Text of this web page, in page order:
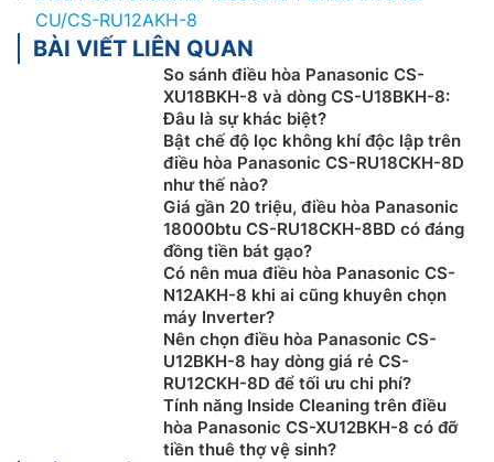
CU/CS-RU12AKH-8
BÀI VIẾT LIÊN QUAN
So sánh điều hòa Panasonic CS-
XU18BKH-8 và dòng CS-U18BKH-8:
Đâu là sự khác biệt?
Bật chế độ lọc không khí độc lập trên
điều hòa Panasonic CS-RU18CKH-8D
như thế nào?
Giá gần 20 triệu, điều hòa Panasonic
18000btu CS-RU18CKH-8BD có đáng
đồng tiền bát gạo?
Có nên mua điều hòa Panasonic CS-
N12AKH-8 khi ai cũng khuyên chọn
máy Inverter?
Nên chọn điều hòa Panasonic CS-
U12BKH-8 hay dòng giá rẻ CS-
RU12CKH-8D để tối ưu chi phí?
Tính năng Inside Cleaning trên điều
hòa Panasonic CS-XU12BKH-8 có đỡ
tiền thuê thợ vệ sinh?